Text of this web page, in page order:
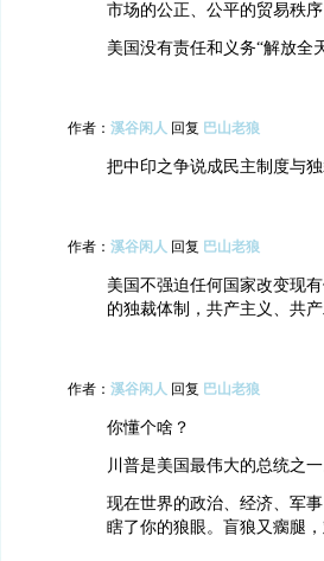
市场的公正、公平的贸易秩
美国没有责任和义务“解放全
作者： 溪谷闲人 回复 巴山老狼
把中印之争说成民主制度与
作者： 溪谷闲人 回复 巴山老狼
美国不强迫任何国家改变现
的独裁体制，共产主义、共
作者： 溪谷闲人 回复 巴山老狼
你懂个啥？
川普是美国最伟大的总统之一
现在世界的政治、经济、军
瞎了你的狼眼。盲狼又瘸腿，